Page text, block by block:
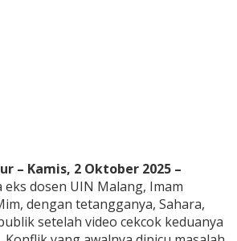
– Kamis, 2 Oktober 2025 –
dosen UIN Malang, Imam
dengan tetangganya, Sahara,
setelah video cekcok keduanya